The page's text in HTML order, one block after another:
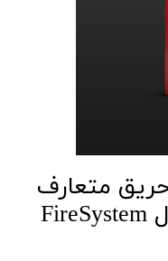
متعارف
14 زون Protectowire مدل FireSystem